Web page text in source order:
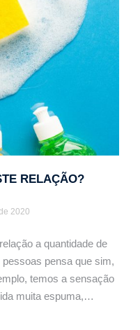
RELAÇÃO?
2020
a quantidade de
pensa que sim,
temos a sensação
muita espuma,…